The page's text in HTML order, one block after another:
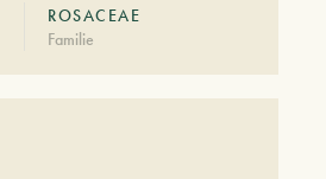
ROSACEAE
Familie